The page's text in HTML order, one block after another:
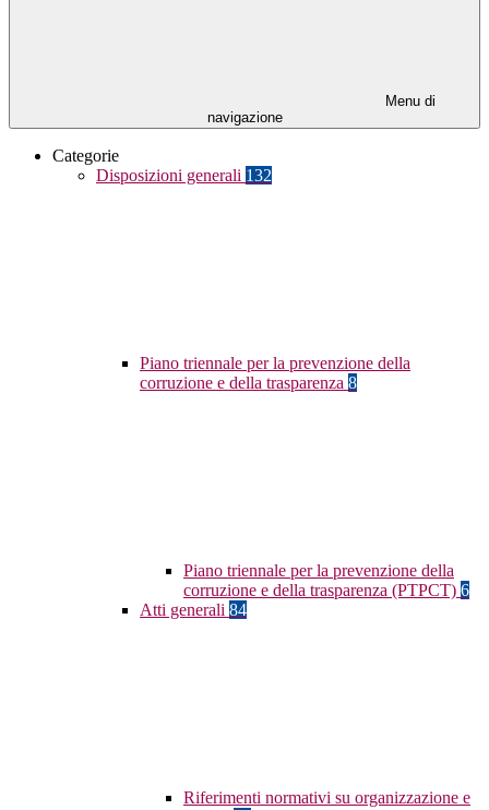
Menu di
navigazione
Categorie
Disposizioni generali 132
Piano triennale per la prevenzione della
corruzione e della trasparenza 8
Piano triennale per la prevenzione della
corruzione e della trasparenza (PTPCT) 6
Atti generali 84
Riferimenti normativi su organizzazione e